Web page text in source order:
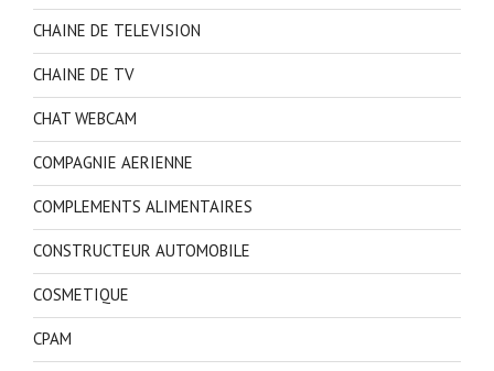
CHAINE DE TELEVISION
CHAINE DE TV
CHAT WEBCAM
COMPAGNIE AERIENNE
COMPLEMENTS ALIMENTAIRES
CONSTRUCTEUR AUTOMOBILE
COSMETIQUE
CPAM